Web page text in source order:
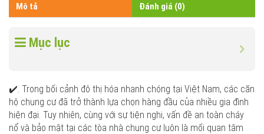
Mô tả Đánh giá (0)
Mục lục
✔️. Trong bối cảnh đô thị hóa nhanh chóng tại Việt Nam, các căn
hộ chung cư đã trở thành lựa chọn hàng đầu của nhiều gia đình
hiện đại. Tuy nhiên, cùng với sự tiện nghi, vấn đề an toàn cháy
nổ và bảo mật tại các tòa nhà chung cư luôn là mối quan tâm